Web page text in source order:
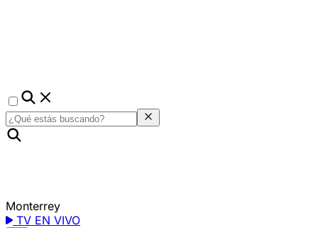
Monterrey
TV EN VIVO